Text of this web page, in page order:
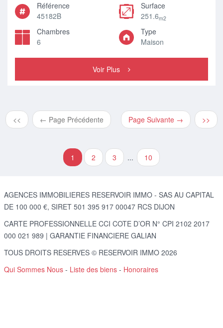
Référence
45182B
Surface
251.6m2
Chambres
6
Type
Maison
Voir Plus
<< ← Page Précédente Page Suivante → >>
1 2 3 ... 10
AGENCES IMMOBILIERES RESERVOIR IMMO - SAS AU CAPITAL
DE 100 000 €, SIRET 501 395 917 00047 RCS DIJON
CARTE PROFESSIONNELLE CCI COTE D’OR N° CPI 2102 2017
000 021 989 | GARANTIE FINANCIERE GALIAN
TOUS DROITS RESERVES © RESERVOIR IMMO 2026
Qui Sommes Nous - Liste des biens - Honoraires